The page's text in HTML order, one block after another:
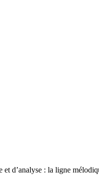
et d’analyse : la ligne